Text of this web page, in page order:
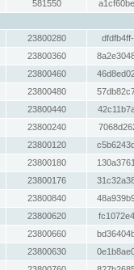
581550
23800280
23800360
23800460
23800480
23800440
23800240
23800120
23800180
23800176
23800840
23800620
23800660
23800630